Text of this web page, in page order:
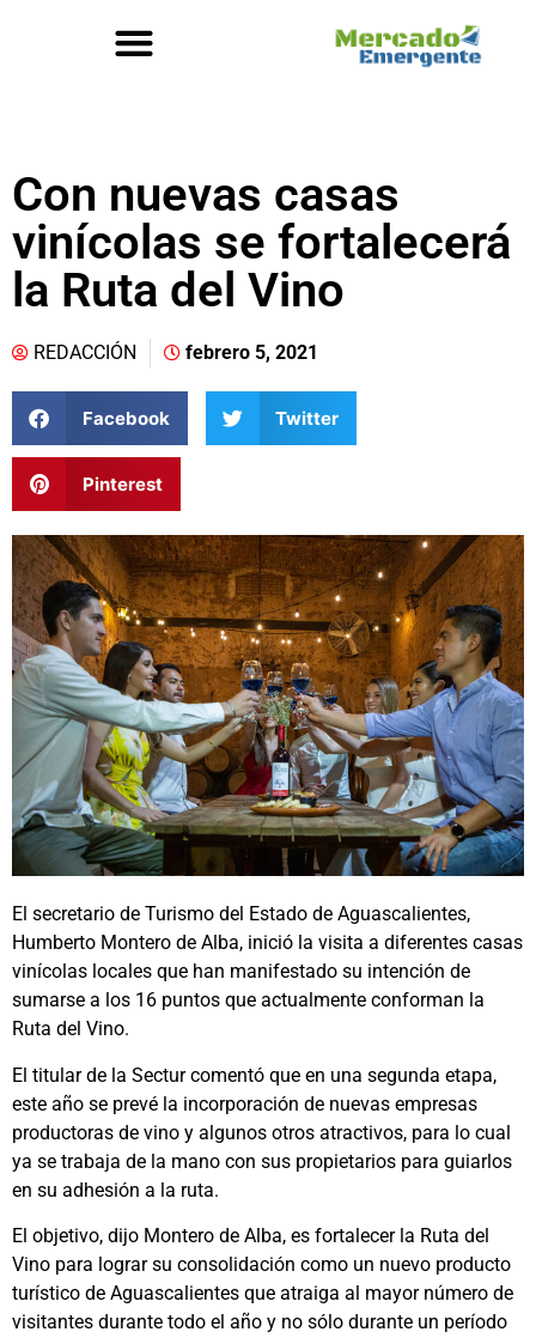
Con nuevas casas
vinícolas se fortalecerá
la Ruta del Vino
REDACCIÓN febrero 5, 2021
Facebook Twitter
Pinterest
El secretario de Turismo del Estado de Aguascalientes,
Humberto Montero de Alba, inició la visita a diferentes casas
vinícolas locales que han manifestado su intención de
sumarse a los 16 puntos que actualmente conforman la
Ruta del Vino.
El titular de la Sectur comentó que en una segunda etapa,
este año se prevé la incorporación de nuevas empresas
productoras de vino y algunos otros atractivos, para lo cual
ya se trabaja de la mano con sus propietarios para guiarlos
en su adhesión a la ruta.
El objetivo, dijo Montero de Alba, es fortalecer la Ruta del
Vino para lograr su consolidación como un nuevo producto
turístico de Aguascalientes que atraiga al mayor número de
visitantes durante todo el año y no sólo durante un período